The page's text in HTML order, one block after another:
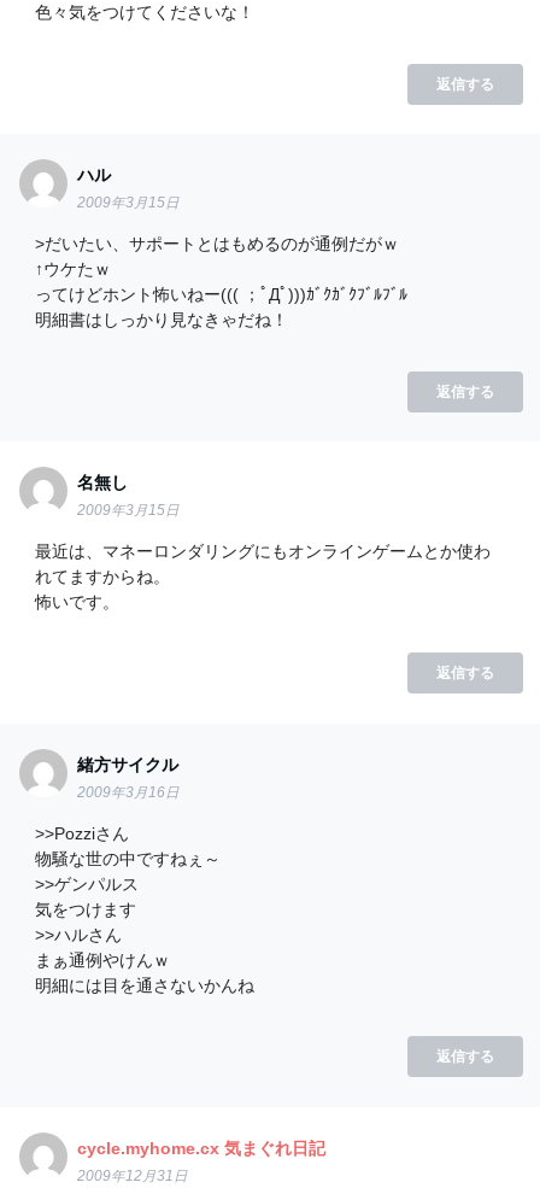
色々気をつけてくださいな！
返信する
ハル
2009年3月15日
>だいたい、サポートとはもめるのが通例だがｗ
↑ウケたｗ
ってけどホント怖いねー((( ；ﾟДﾟ)))ｶﾞｸｶﾞｸﾌﾞﾙﾌﾞﾙ
明細書はしっかり見なきゃだね！
返信する
名無し
2009年3月15日
最近は、マネーロンダリングにもオンラインゲームとか使わ
れてますからね。
怖いです。
返信する
緒方サイクル
2009年3月16日
>>Pozziさん
物騒な世の中ですねぇ～
>>ゲンパルス
気をつけます
>>ハルさん
まぁ通例やけんｗ
明細には目を通さないかんね
返信する
cycle.myhome.cx 気まぐれ日記
2009年12月31日